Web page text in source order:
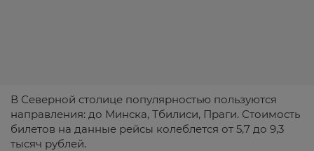
В Северной столице популярностью пользуются
направления: до Минска, Тбилиси, Праги. Стоимость
билетов на данные рейсы колеблется от 5,7 до 9,3
тысяч рублей.